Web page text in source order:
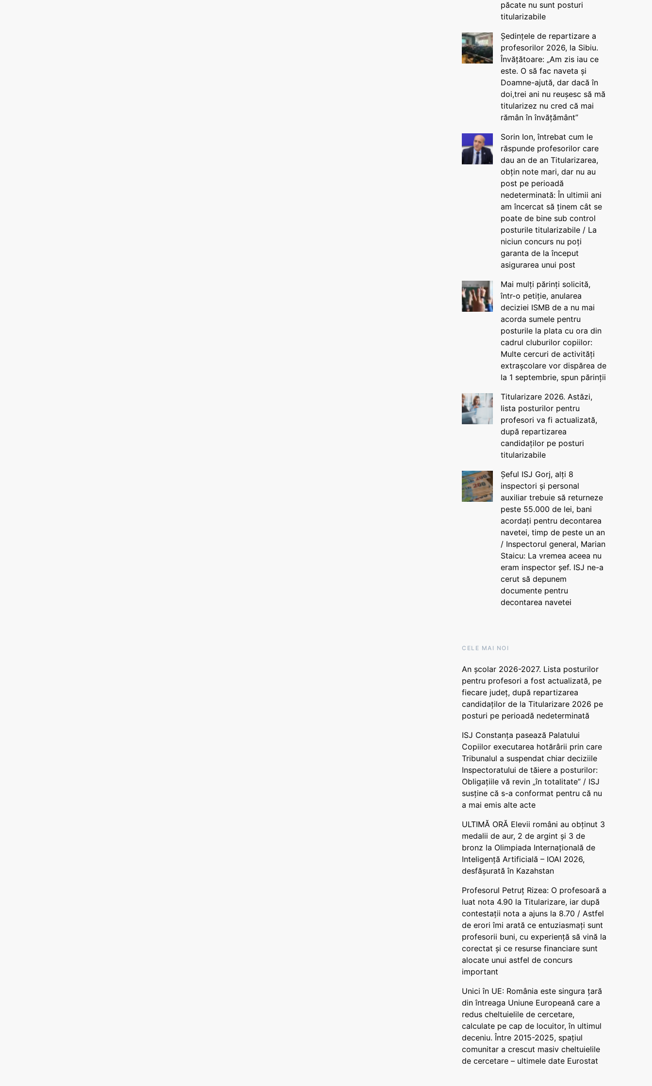
păcate nu sunt posturi
titularizabile
Ședințele de repartizare a
profesorilor 2026, la Sibiu.
Învățătoare: „Am zis iau ce
este. O să fac naveta și
Doamne-ajută, dar dacă în
doi,trei ani nu reușesc să mă
titularizez nu cred că mai
rămân în învățământ”
Sorin Ion, întrebat cum le
răspunde profesorilor care
dau an de an Titularizarea,
obțin note mari, dar nu au
post pe perioadă
nedeterminată: În ultimii ani
am încercat să ținem cât se
poate de bine sub control
posturile titularizabile / La
niciun concurs nu poți
garanta de la început
asigurarea unui post
Mai mulți părinți solicită,
într-o petiție, anularea
deciziei ISMB de a nu mai
acorda sumele pentru
posturile la plata cu ora din
cadrul cluburilor copiilor:
Multe cercuri de activități
extrașcolare vor dispărea de
la 1 septembrie, spun părinții
Titularizare 2026. Astăzi,
lista posturilor pentru
profesori va fi actualizată,
după repartizarea
candidaților pe posturi
titularizabile
Șeful ISJ Gorj, alți 8
inspectori și personal
auxiliar trebuie să returneze
peste 55.000 de lei, bani
acordați pentru decontarea
navetei, timp de peste un an
/ Inspectorul general, Marian
Staicu: La vremea aceea nu
eram inspector șef. ISJ ne-a
cerut să depunem
documente pentru
decontarea navetei
CELE MAI NOI
An școlar 2026-2027. Lista posturilor
pentru profesori a fost actualizată, pe
fiecare județ, după repartizarea
candidaților de la Titularizare 2026 pe
posturi pe perioadă nedeterminată
ISJ Constanța pasează Palatului
Copiilor executarea hotărârii prin care
Tribunalul a suspendat chiar deciziile
Inspectoratului de tăiere a posturilor:
Obligațiile vă revin „în totalitate” / ISJ
susține că s-a conformat pentru că nu
a mai emis alte acte
ULTIMĂ ORĂ Elevii români au obținut 3
medalii de aur, 2 de argint și 3 de
bronz la Olimpiada Internațională de
Inteligență Artificială – IOAI 2026,
desfășurată în Kazahstan
Profesorul Petruț Rizea: O profesoară a
luat nota 4.90 la Titularizare, iar după
contestații nota a ajuns la 8.70 / Astfel
de erori îmi arată ce entuziasmați sunt
profesorii buni, cu experiență să vină la
corectat și ce resurse financiare sunt
alocate unui astfel de concurs
important
Unici în UE: România este singura țară
din întreaga Uniune Europeană care a
redus cheltuielile de cercetare,
calculate pe cap de locuitor, în ultimul
deceniu. Între 2015-2025, spațiul
comunitar a crescut masiv cheltuielile
de cercetare – ultimele date Eurostat